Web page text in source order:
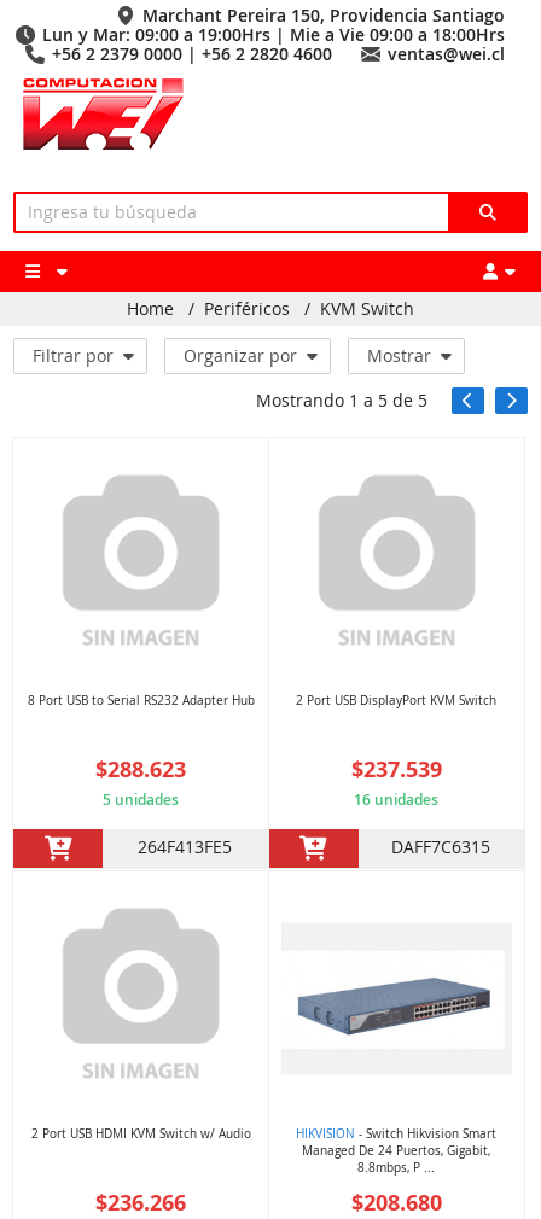
Marchant Pereira 150, Providencia Santiago
Lun y Mar: 09:00 a 19:00Hrs | Mie a Vie 09:00 a 18:00Hrs
+56 2 2379 0000 | +56 2 2820 4600
ventas@wei.cl
Home / Periféricos / KVM Switch
Filtrar por Organizar por
Mostrar
Mostrando 1 a 5de 5
8 Port USB to Serial RS232 Adapter Hub
$288.623
5 unidades
264F413FE5
2 Port USB DisplayPort KVM Switch
$237.539
16 unidades
DAFF7C6315
2 Port USB HDMI KVM Switch w/ Audio
$236.266
HIKVISION - Switch Hikvision Smart
Managed De 24 Puertos, Gigabit,
8.8mbps, P ...
$208.680